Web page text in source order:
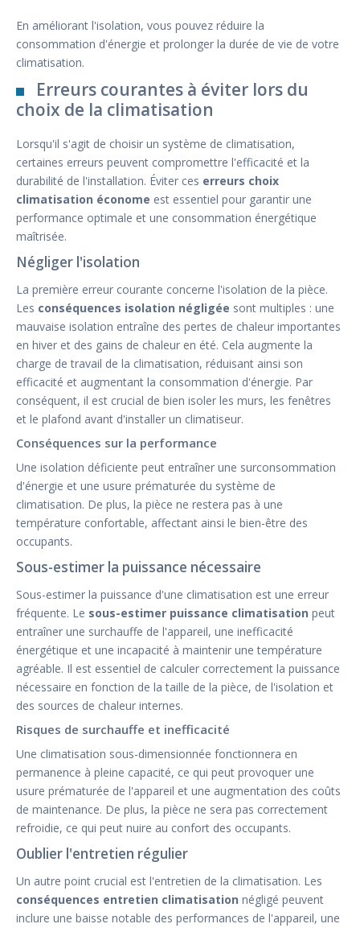
En améliorant l'isolation, vous pouvez réduire la
consommation d'énergie et prolonger la durée de vie de votre
climatisation.
Erreurs courantes à éviter lors du
choix de la climatisation
Lorsqu'il s'agit de choisir un système de climatisation,
certaines erreurs peuvent compromettre l'efficacité et la
durabilité de l'installation. Éviter ces erreurs choix
climatisation économe est essentiel pour garantir une
performance optimale et une consommation énergétique
maîtrisée.
Négliger l'isolation
La première erreur courante concerne l'isolation de la pièce.
Les conséquences isolation négligée sont multiples : une
mauvaise isolation entraîne des pertes de chaleur importantes
en hiver et des gains de chaleur en été. Cela augmente la
charge de travail de la climatisation, réduisant ainsi son
efficacité et augmentant la consommation d'énergie. Par
conséquent, il est crucial de bien isoler les murs, les fenêtres
et le plafond avant d'installer un climatiseur.
Conséquences sur la performance
Une isolation déficiente peut entraîner une surconsommation
d'énergie et une usure prématurée du système de
climatisation. De plus, la pièce ne restera pas à une
température confortable, affectant ainsi le bien-être des
occupants.
Sous-estimer la puissance nécessaire
Sous-estimer la puissance d'une climatisation est une erreur
fréquente. Le sous-estimer puissance climatisation peut
entraîner une surchauffe de l'appareil, une inefficacité
énergétique et une incapacité à maintenir une température
agréable. Il est essentiel de calculer correctement la puissance
nécessaire en fonction de la taille de la pièce, de l'isolation et
des sources de chaleur internes.
Risques de surchauffe et inefficacité
Une climatisation sous-dimensionnée fonctionnera en
permanence à pleine capacité, ce qui peut provoquer une
usure prématurée de l'appareil et une augmentation des coûts
de maintenance. De plus, la pièce ne sera pas correctement
refroidie, ce qui peut nuire au confort des occupants.
Oublier l'entretien régulier
Un autre point crucial est l'entretien de la climatisation. Les
conséquences entretien climatisation négligé peuvent
inclure une baisse notable des performances de l'appareil, une